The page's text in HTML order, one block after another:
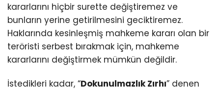
kararlarını hiçbir surette değiştiremez ve
bunların yerine getirilmesini geciktiremez.
Haklarında kesinleşmiş mahkeme kararı olan bir
teröristi serbest bırakmak için, mahkeme
kararlarını değiştirmek mümkün değildir.
İstedikleri kadar, “Dokunulmazlık Zırhı” denen